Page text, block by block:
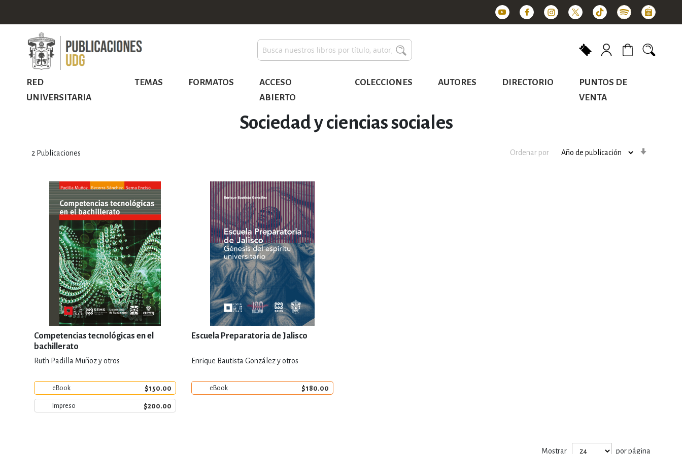
Buscar
RED
UNIVERSITARIA
TEMAS FORMATOS
ACCESO
ABIERTO
COLECCIONES AUTORES DIRECTORIO
PUNTOS DE
VENTA
Sociedad y ciencias sociales
2 Publicaciones Ordenar por
Competencias tecnológicas en el
bachillerato
Ruth Padilla Muñoz y otros
eBook $150.00
Impreso $200.00
Escuela Preparatoria de Jalisco
Enrique Bautista González y otros
eBook $180.00
Mostrar por página